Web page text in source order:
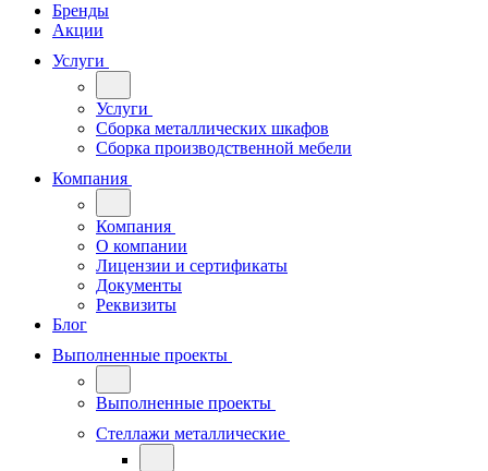
Бренды
Акции
Услуги
Услуги
Сборка металлических шкафов
Сборка производственной мебели
Компания
Компания
О компании
Лицензии и сертификаты
Документы
Реквизиты
Блог
Выполненные проекты
Выполненные проекты
Стеллажи металлические